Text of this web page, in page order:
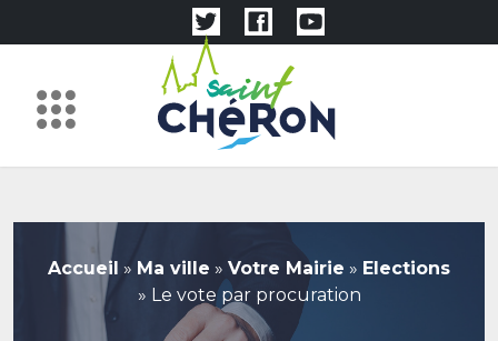
Accueil » Ma ville » Votre Mairie » Elections
» Le vote par procuration